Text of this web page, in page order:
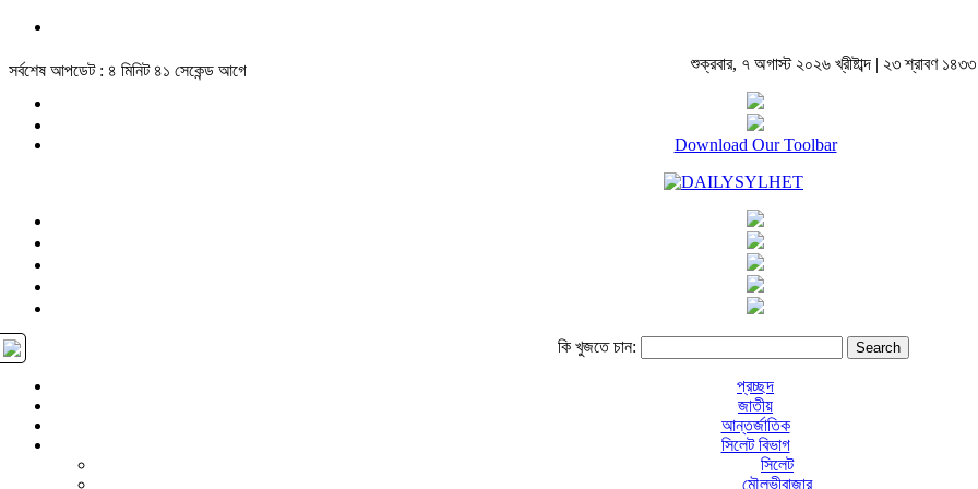
সর্বশেষ আপডেট : ৪ মিনিট ৪১ সেকেন্ড আগে শুক্রবার, ৭ অগাস্ট ২০২৬ খ্রীষ্টাব্দ | ২৩ শ্রাবণ ১৪৩৩
Download Our Toolbar
কি খুজতে চান:
প্রচ্ছদ
জাতীয়
আন্তর্জাতিক
সিলেট বিভাগ
সিলেট
মৌলভীবাজার